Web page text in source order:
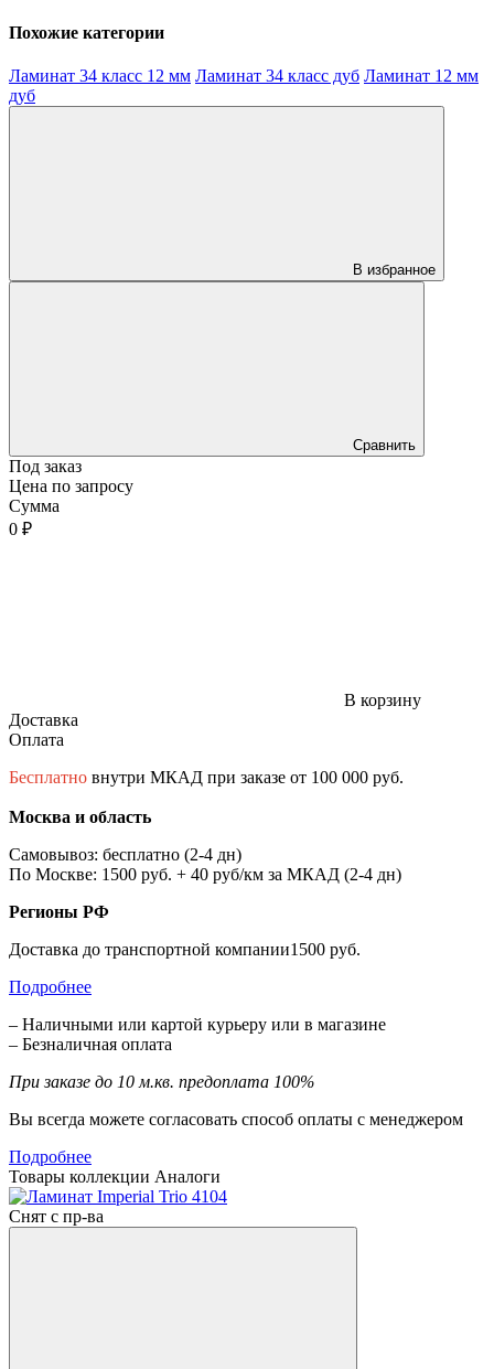
Похожие категории
Ламинат 34 класс 12 мм Ламинат 34 класс дуб Ламинат 12 мм
дуб
В избранное
Сравнить
Под заказ
Цена по запросу
Сумма
0 ₽
В корзину
Доставка
Оплата
Бесплатно внутри МКАД при заказе от 100 000 руб.
Москва и область
Самовывоз: бесплатно (2-4 дн)
По Москве: 1500 руб. + 40 руб/км за МКАД (2-4 дн)
Регионы РФ
Доставка до транспортной компании1500 руб.
Подробнее
– Наличными или картой курьеру или в магазине
– Безналичная оплата
При заказе до 10 м.кв. предоплата 100%
Вы всегда можете согласовать способ оплаты с менеджером
Подробнее
Товары коллекции Аналоги
Снят с пр-ва